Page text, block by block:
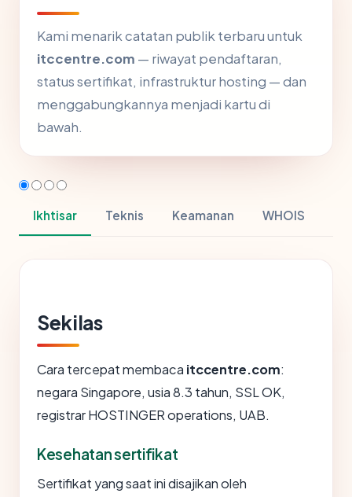
Kami menarik catatan publik terbaru untuk
itccentre.com — riwayat pendaftaran,
status sertifikat, infrastruktur hosting — dan
menggabungkannya menjadi kartu di
bawah.
Ikhtisar Teknis Keamanan WHOIS
Sekilas
Cara tercepat membaca itccentre.com:
negara Singapore, usia 8.3 tahun, SSL OK,
registrar HOSTINGER operations, UAB.
Kesehatan sertifikat
Sertifikat yang saat ini disajikan oleh